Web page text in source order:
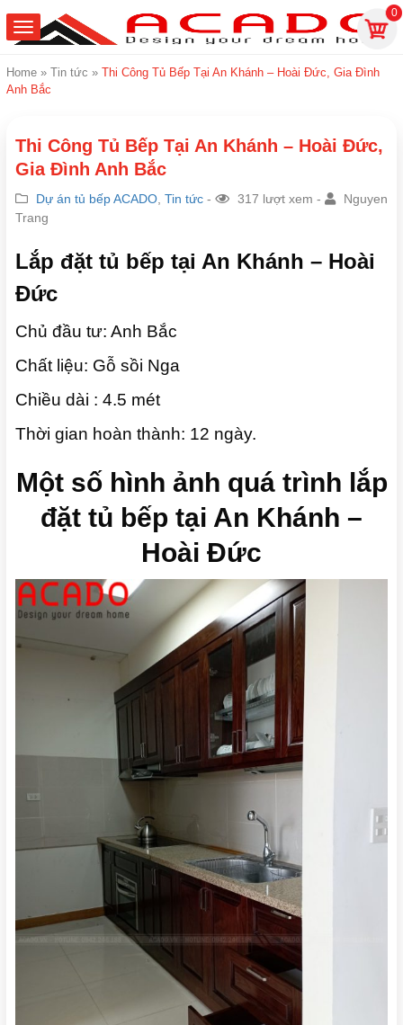
0
Home » Tin tức » Thi Công Tủ Bếp Tại An Khánh – Hoài Đức, Gia Đình
Anh Bắc
Thi Công Tủ Bếp Tại An Khánh – Hoài Đức,
Gia Đình Anh Bắc
Dự án tủ bếp ACADO Tin tức - 317 lượt xem -
Nguyen
Trang
Lắp đặt tủ bếp tại An Khánh – Hoài
Đức
Chủ đầu tư: Anh Bắc
Chất liệu: Gỗ sồi Nga
Chiều dài : 4.5 mét
Thời gian hoàn thành: 12 ngày.
Một số hình ảnh quá trình lắp
đặt tủ bếp tại An Khánh –
Hoài Đức